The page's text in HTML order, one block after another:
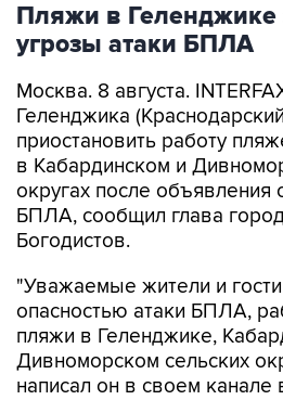
Пляжи в Геленджике
угрозы атаки БПЛА
Москва. 8 августа.
Геленджика
приостановить работу
в Кабардинском и
округах после объявления
БПЛА, сообщил глава
Богодистов.
"Уважаемые жители и
опасностью атаки БПЛА,
пляжи в Геленджике,
Дивноморском сельских
написал он в своем канале